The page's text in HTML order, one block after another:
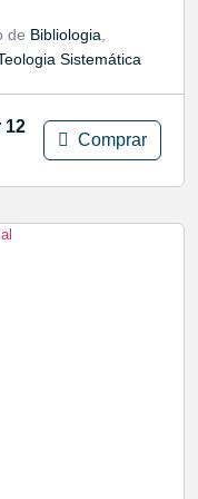
de Bibliologia
Sistemática
12
Comprar